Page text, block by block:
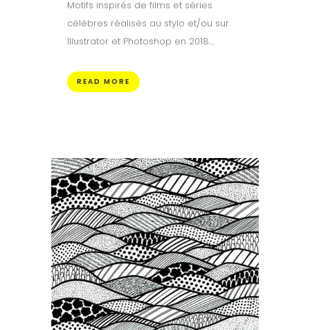
Motifs inspirés de films et séries
célèbres réalisés au stylo et/ou sur
Illustrator et Photoshop en 2018....
READ MORE